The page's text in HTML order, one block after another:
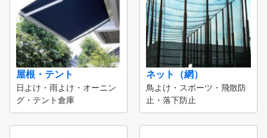
屋根・テント
日よけ・雨よけ・オーニン
グ・テント倉庫
ネット（網）
鳥よけ・スポーツ・飛散防
止・落下防止